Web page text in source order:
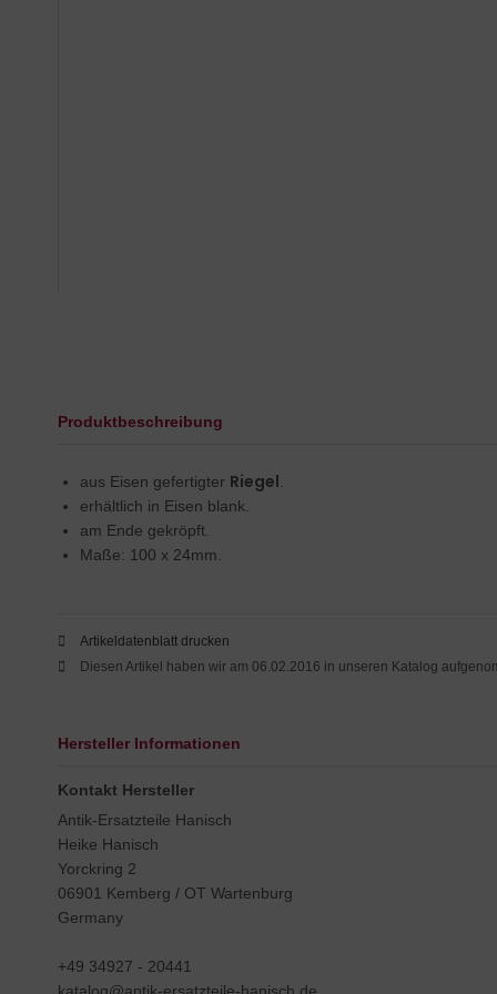
Produktbeschreibung
aus Eisen gefertigter Riegel.
erhältlich in Eisen blank.
am Ende gekröpft.
Maße: 100 x 24mm.
Artikeldatenblatt drucken
Diesen Artikel haben wir am 06.02.2016 in unseren Katalog
Hersteller Informationen
Kontakt Hersteller
Antik-Ersatzteile Hanisch
Heike Hanisch
Yorckring 2
06901 Kemberg / OT Wartenburg
Germany
+49 34927 - 20441